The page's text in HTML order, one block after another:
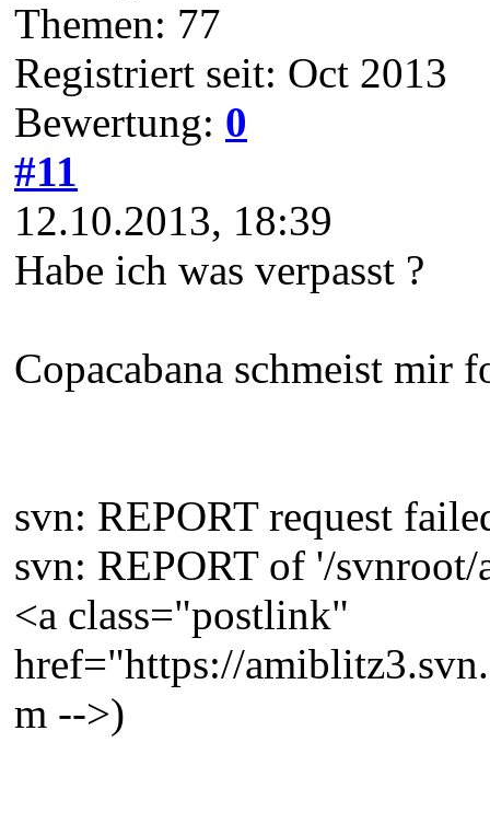
Themen: 77
Registriert seit: Oct 2013
Bewertung: 0
#11
12.10.2013, 18:39
Habe ich was verpasst ?
Copacabana schmeist mir
svn: REPORT request
svn: REPORT of '/
<a class="postlink"
href="https://
m -->)